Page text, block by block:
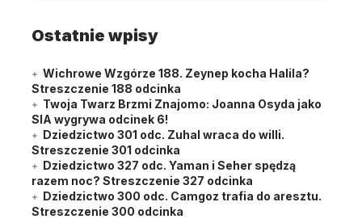
Ostatnie wpisy
Wichrowe Wzgórze 188. Zeynep kocha Halila?
Streszczenie 188 odcinka
Twoja Twarz Brzmi Znajomo: Joanna Osyda jako
SIA wygrywa odcinek 6!
Dziedzictwo 301 odc. Zuhal wraca do willi.
Streszczenie 301 odcinka
Dziedzictwo 327 odc. Yaman i Seher spędzą
razem noc? Streszczenie 327 odcinka
Dziedzictwo 300 odc. Camgoz trafia do aresztu.
Streszczenie 300 odcinka